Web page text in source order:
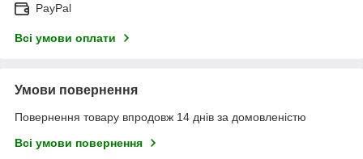
PayPal
Всі умови оплати
Умови повернення
Повернення товару впродовж 14 днів за домовленістю
Всі умови повернення